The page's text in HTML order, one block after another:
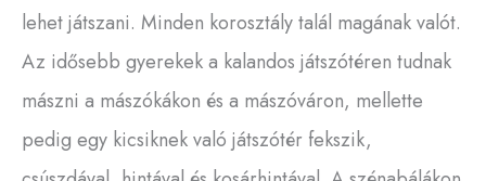
lehet játszani. Minden korosztály talál magának valót.
Az idősebb gyerekek a kalandos játszótéren tudnak
mászni a mászókákon és a mászóváron, mellette
pedig egy kicsiknek való játszótér fekszik,